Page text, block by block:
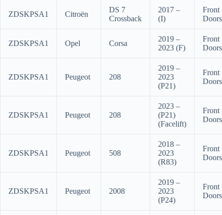
ZDSKPSA1 Citroën
DS 7
Crossback
2017 –
(I)
Front
Doors
ZDSKPSA1 Opel Corsa
2019 –
2023 (F)
Front
Doors
ZDSKPSA1 Peugeot 208
2019 –
2023
(P21)
Front
Doors
ZDSKPSA1 Peugeot 208
2023 –
(P21)
(Facelift)
Front
Doors
ZDSKPSA1 Peugeot 508
2018 –
2023
(R83)
Front
Doors
ZDSKPSA1 Peugeot 2008
2019 –
2023
(P24)
Front
Doors